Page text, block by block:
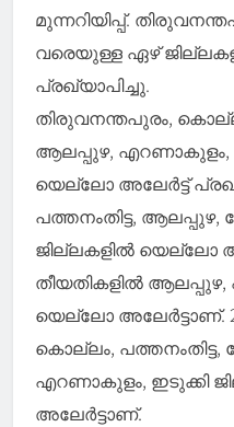
മുന്നറിയിപ്പ്.
വരെയുള്ള ഏഴ്
പ്രഖ്യാപിച്ചു.
തിരുവനന്തപുരം,
ആലപ്പുഴ, എറണാകുളം,
യെല്ലോ അലേർട്ട്
പത്തനംതിട്ട,
ജില്ലകളിൽ യെല്ലോ
തീയതികളിൽ
യെല്ലോ അലേർട്ടാണ്.
കൊല്ലം, പത്തനംതിട്ട,
എറണാകുളം, ഇടുക്കി
അലേർട്ടാണ്.